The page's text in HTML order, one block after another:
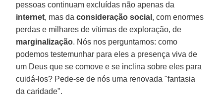
pessoas continuam excluídas não apenas da
internet, mas daconsideração social , com enormes
perdas e milhares de vítimas de exploração, de
marginalização. Nós nos perguntamos: como
podemos testemunhar para eles a presença viva de
um Deus que se comove e se inclina sobre eles para
cuidá-los? Pede-se de nós uma renovada "fantasia
da caridade".